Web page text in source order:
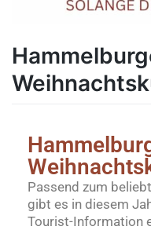
Passend zum
gibt es in diesem
Tourist-Information